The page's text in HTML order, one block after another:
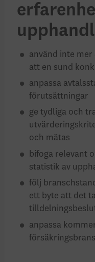
använd inte mer
att en sund
anpassa
förutsättningar
ge tydliga och
och mätas
bifoga relevant
statistik av
följ
ett byte att det
anpassa